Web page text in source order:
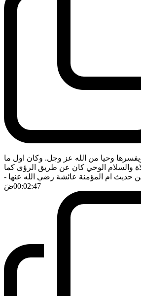
وحيا من الله عز وجل. وكان اول ما
والسلام الوحي كان عن طريق الرؤى كما
حديث ام المؤمنة عائشة رضي الله عنها -
00:02:47ضَ